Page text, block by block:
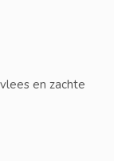
en zachte